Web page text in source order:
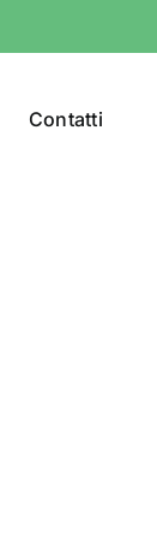
Contatti